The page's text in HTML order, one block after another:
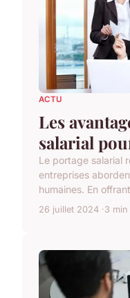
ACTU
Les
salarial
Le portage salarial
entreprises
humaines. En
26 juillet 2024 3